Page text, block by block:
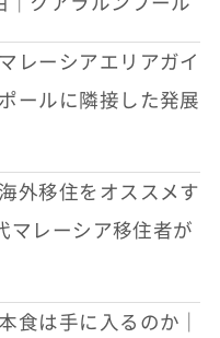
レーシアエリアガイ
ールに隣接した発展
外移住をオススメす
マレーシア移住者が
食は手に入るのか｜